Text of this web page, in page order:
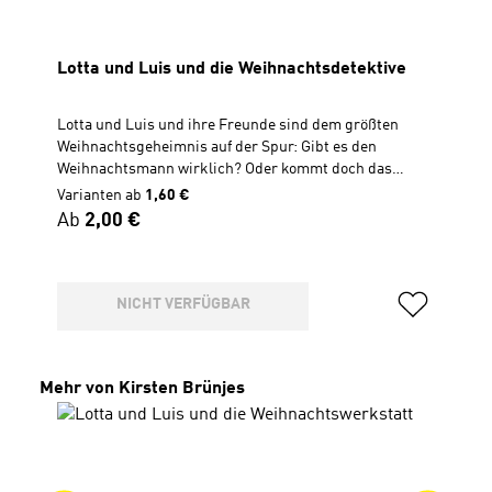
Lotta und Luis und die Weihnachtsdetektive
Lotta und Luis und ihre Freunde sind dem größten
Weihnachtsgeheimnis auf der Spur: Gibt es den
Weihnachtsmann wirklich? Oder kommt doch das
Christkind? Kurzerhand richten sie in Luis’ Zimmer
eine Detektivzentrale ein und suchen gemeinsam nach
Beweisen. Dabei entdecken sie, dass jeder von ihnen auf
Spielzeugladen, wo der Weihnachtsmann
von Weihnachten. Überarbeitete Neuauflage Für Kinder
ab 5 Jahren CD im Jewelcase Spiellänge 45 Minuten
Varianten ab 1,60 €
Regulärer Preis:
Ab 2,00 €
NICHT VERFÜGBAR
Produktgalerie überspringen
Mehr von Kirsten Brünjes